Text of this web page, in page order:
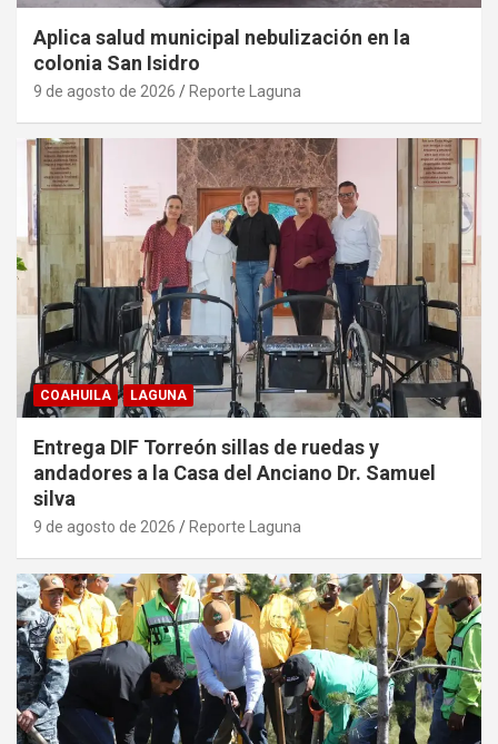
Aplica salud municipal nebulización en la
colonia San Isidro
9 de agosto de 2026 Reporte Laguna
COAHUILA LAGUNA
Entrega DIF Torreón sillas de ruedas y
andadores a la Casa del Anciano Dr. Samuel
silva
9 de agosto de 2026 Reporte Laguna